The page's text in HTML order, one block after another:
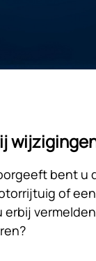
bent u
of